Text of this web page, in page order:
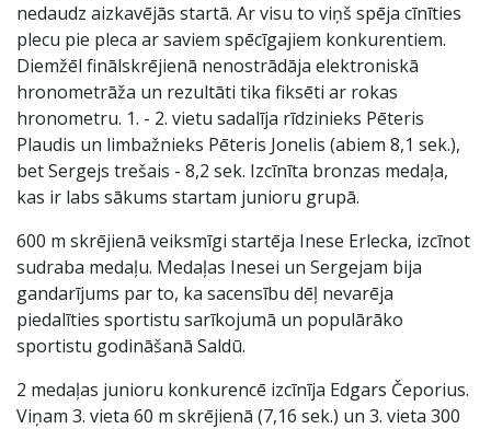
nedaudz aizkavējās startā. Ar visu to viņš spēja cīnīties
plecu pie pleca ar saviem spēcīgajiem konkurentiem.
Diemžēl finālskrējienā nenostrādāja elektroniskā
hronometrāža un rezultāti tika fiksēti ar rokas
hronometru. 1. - 2. vietu sadalīja rīdzinieks Pēteris
Plaudis un limbažnieks Pēteris Jonelis (abiem 8,1 sek.),
bet Sergejs trešais - 8,2 sek. Izcīnīta bronzas medaļa,
kas ir labs sākums startam junioru grupā.
600 m skrējienā veiksmīgi startēja Inese Erlecka, izcīnot
sudraba medaļu. Medaļas Inesei un Sergejam bija
gandarījums par to, ka sacensību dēļ nevarēja
piedalīties sportistu sarīkojumā un populārāko
sportistu godināšanā Saldū.
2 medaļas junioru konkurencē izcīnīja Edgars Čeporius.
Viņam 3. vieta 60 m skrējienā (7,16 sek.) un 3. vieta 300